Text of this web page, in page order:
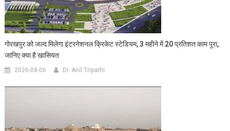
गोरखपुर को जल्द मिलेगा इंटरनेशनल क्रिकेट स्टेडियम, 3 महीने में 20 प्रतिशत काम पूरा,
जानिए क्या है खासियत
2026-08-06 Dr. Anil Tripathi